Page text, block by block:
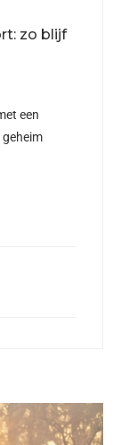
zo blijf
een
geheim